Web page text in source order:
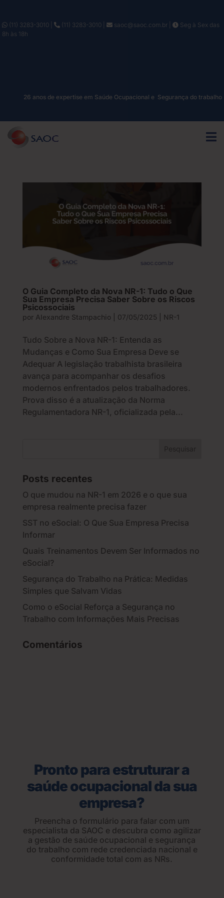
(11) 3283-3010 | (11) 3283-3010 | saoc@saoc.com.br |
Seg à Sex das
8h às 18h
26 anos de expertise em Saúde Ocupacional e Segurança do trabalho
O Guia Completo da Nova NR-1: Tudo o Que
Sua Empresa Precisa Saber Sobre os Riscos
Psicossociais
por Alexandre Stampachio 07/05/2025 NR-1
Tudo Sobre a Nova NR-1: Entenda as
Mudanças e Como Sua Empresa Deve se
Adequar A legislação trabalhista brasileira
avança para acompanhar os desafios
modernos enfrentados pelos trabalhadores.
Prova disso é a atualização da Norma
Regulamentadora NR-1, oficializada pela...
Posts recentes
O que mudou na NR-1 em 2026 e o que sua
empresa realmente precisa fazer
SST no eSocial: O Que Sua Empresa Precisa
Informar
Quais Treinamentos Devem Ser Informados no
eSocial?
Segurança do Trabalho na Prática: Medidas
Simples que Salvam Vidas
Como o eSocial Reforça a Segurança no
Trabalho com Informações Mais Precisas
Comentários
Pronto para estruturar a
saúde ocupacional da sua
empresa?
Preencha o formulário para falar com um
especialista da SAOC e descubra como agilizar
a gestão de saúde ocupacional e segurança
do trabalho com rede credenciada nacional e
conformidade total com as NRs.